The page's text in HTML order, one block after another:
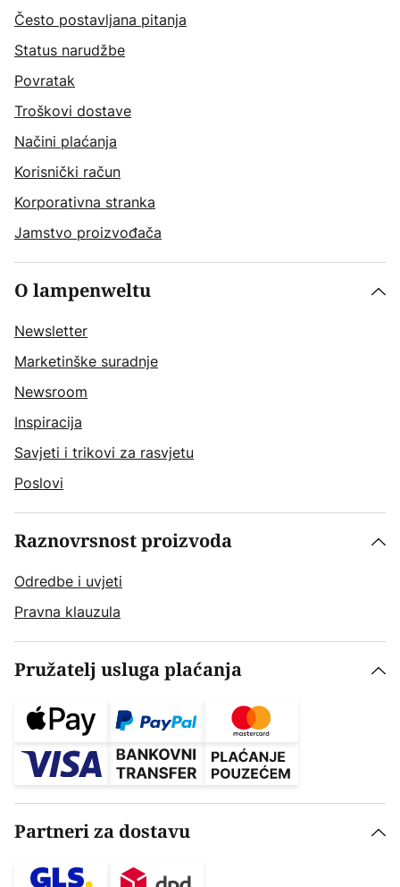
Često postavljana pitanja
Status narudžbe
Povratak
Troškovi dostave
Načini plaćanja
Korisnički račun
Korporativna stranka
Jamstvo proizvođača
O lampenweltu
Newsletter
Marketinške suradnje
Newsroom
Inspiracija
Savjeti i trikovi za rasvjetu
Poslovi
Raznovrsnost proizvoda
Odredbe i uvjeti
Pravna klauzula
Pružatelj usluga plaćanja
Partneri za dostavu